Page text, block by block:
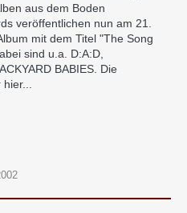
aus dem Boden
veröffentlichen nun am 21.
mit dem Titel "The Song
sind u.a. D:A:D,
BABIES. Die